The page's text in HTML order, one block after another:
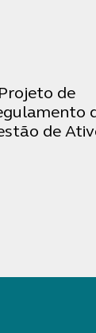
de
de